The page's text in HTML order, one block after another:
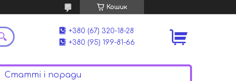
Кошик
+380 (67) 320-18-28
+380 (95) 199-81-66
Статті і поради